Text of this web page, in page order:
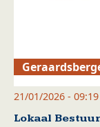
21/01/2026 - 09:19
Lokaal